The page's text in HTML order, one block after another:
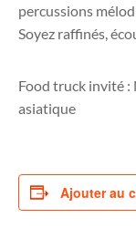
percussions
Soyez raffinés,
Food truck invité :
asiatique
Ajouter au